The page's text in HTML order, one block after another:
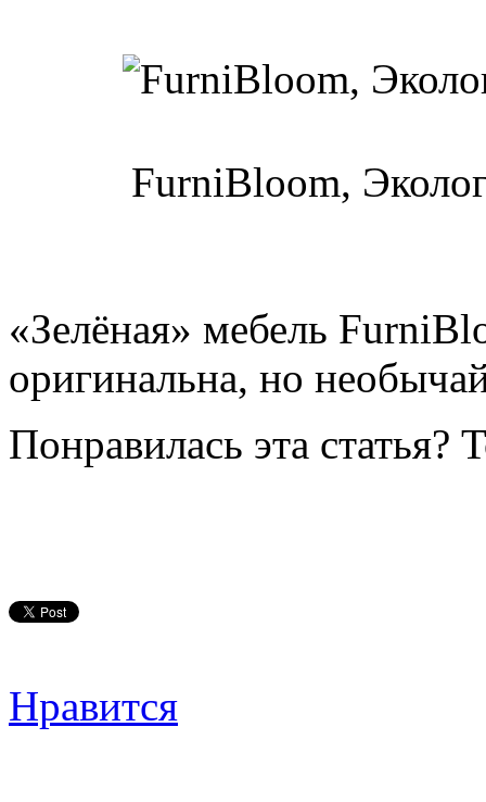
FurniBloom,
«Зелёная» мебель
оригинальна, но
Понравилась эта статья?
Нравится